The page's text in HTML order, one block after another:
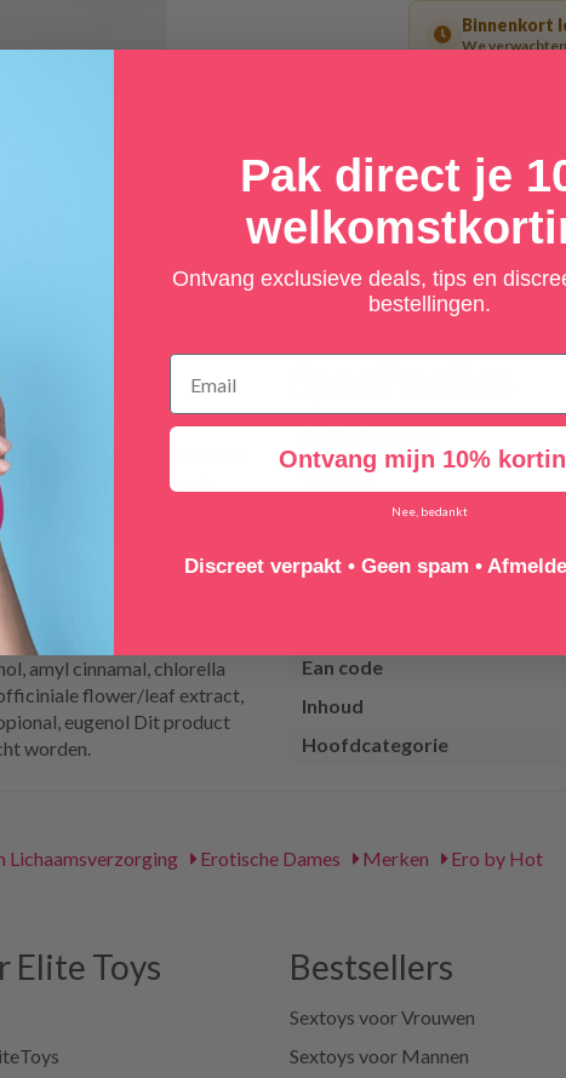
Binnenkort
We
Backside anus
je anus bleken. De crème
Zo heb je binnen de
bij roodheid, een
op een beschadigde
Ingrediënten: aqua
isohexadecane, ceteareth-
denta., tocopheryl acetate,
alcohol, allantoin,
amyl cinnamal, chlorella
flower/leaf extract,
eugenol Dit product
worden.
Artikelnummer
Gewicht
Ean code
Inhoud
Hoofdcategorie
Lichaamsverzorging Erotische Dames Merken Ero by Hot
Elite Toys Bestsellers
Sextoys voor Vrouwen
Sextoys voor Mannen
Pak direct je
Ontvang exclusieve deals, tips en
bestellingen.
Ontvang mijn 10%
Nee, bedankt
Discreet verpakt • Geen spam •